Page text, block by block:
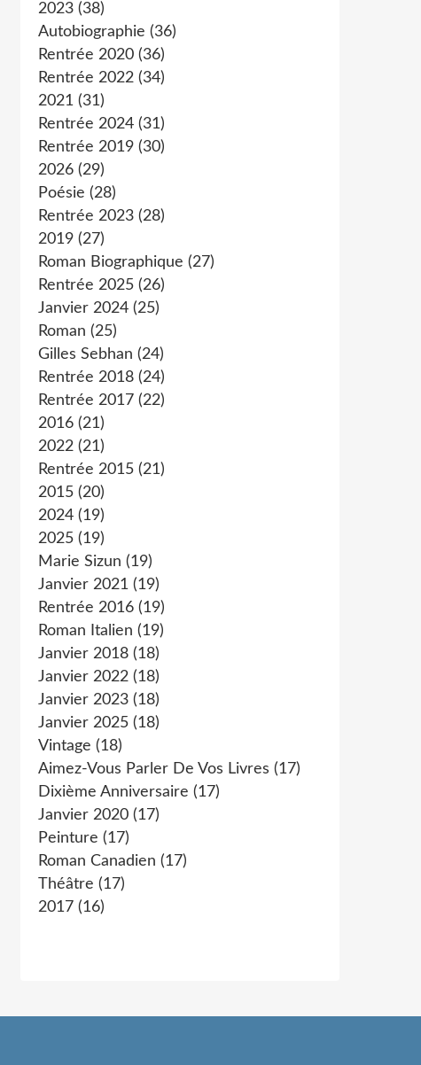
2023 (38)
Autobiographie (36)
Rentrée 2020 (36)
Rentrée 2022 (34)
2021 (31)
Rentrée 2024 (31)
Rentrée 2019 (30)
2026 (29)
Poésie (28)
Rentrée 2023 (28)
2019 (27)
Roman Biographique (27)
Rentrée 2025 (26)
Janvier 2024 (25)
Roman (25)
Gilles Sebhan (24)
Rentrée 2018 (24)
Rentrée 2017 (22)
2016 (21)
2022 (21)
Rentrée 2015 (21)
2015 (20)
2024 (19)
2025 (19)
Marie Sizun (19)
Janvier 2021 (19)
Rentrée 2016 (19)
Roman Italien (19)
Janvier 2018 (18)
Janvier 2022 (18)
Janvier 2023 (18)
Janvier 2025 (18)
Vintage (18)
Aimez-Vous Parler De Vos Livres (17)
Dixième Anniversaire (17)
Janvier 2020 (17)
Peinture (17)
Roman Canadien (17)
Théâtre (17)
2017 (16)